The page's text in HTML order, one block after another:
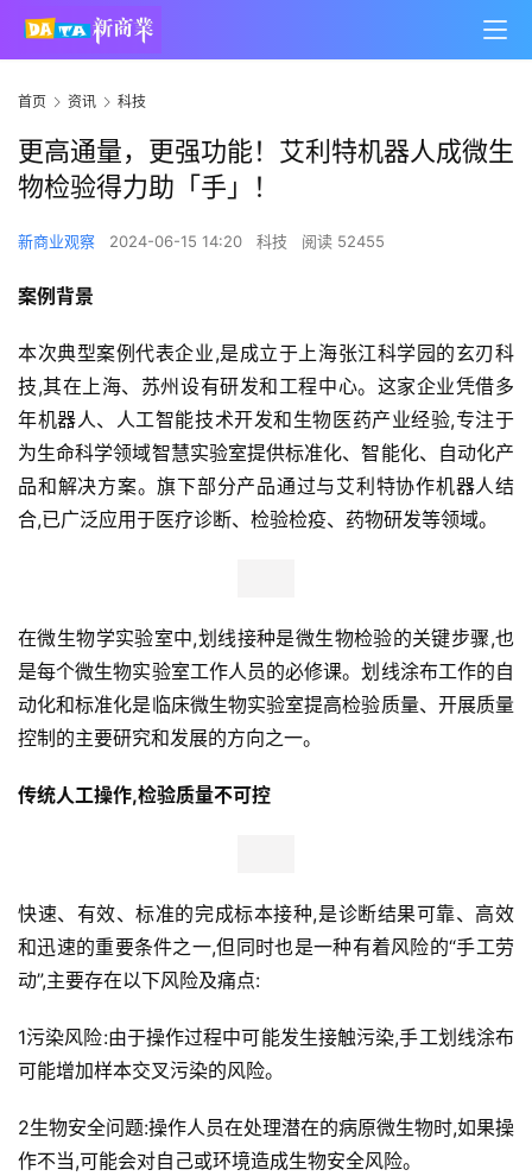
首页 资讯 科技
更高通量，更强功能！艾利特机器人成微生
物检验得力助「手」！
新商业观察 2024-06-15 14:20 科技 阅读 52455
案例背景
本次典型案例代表企业,是成立于上海张江科学园的玄刃科
技,其在上海、苏州设有研发和工程中心。这家企业凭借多
年机器人、人工智能技术开发和生物医药产业经验,专注于
为生命科学领域智慧实验室提供标准化、智能化、自动化产
品和解决方案。旗下部分产品通过与艾利特协作机器人结
合,已广泛应用于医疗诊断、检验检疫、药物研发等领域。
在微生物学实验室中,划线接种是微生物检验的关键步骤,也
是每个微生物实验室工作人员的必修课。划线涂布工作的自
动化和标准化是临床微生物实验室提高检验质量、开展质量
控制的主要研究和发展的方向之一。
传统人工操作,检验质量不可控
快速、有效、标准的完成标本接种,是诊断结果可靠、高效
和迅速的重要条件之一,但同时也是一种有着风险的“手工劳
动”,主要存在以下风险及痛点:
1污染风险:由于操作过程中可能发生接触污染,手工划线涂布
可能增加样本交叉污染的风险。
2生物安全问题:操作人员在处理潜在的病原微生物时,如果操
作不当,可能会对自己或环境造成生物安全风险。